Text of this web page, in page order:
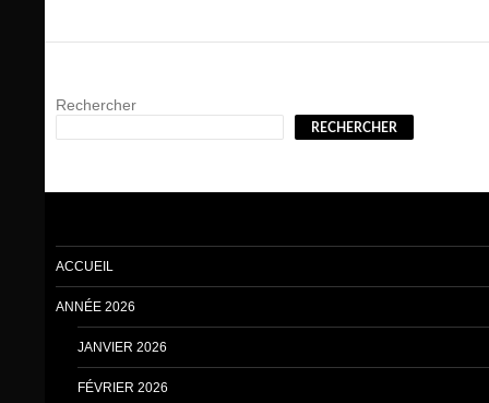
Rechercher
RECHERCHER
ACCUEIL
ANNÉE 2026
JANVIER 2026
FÉVRIER 2026